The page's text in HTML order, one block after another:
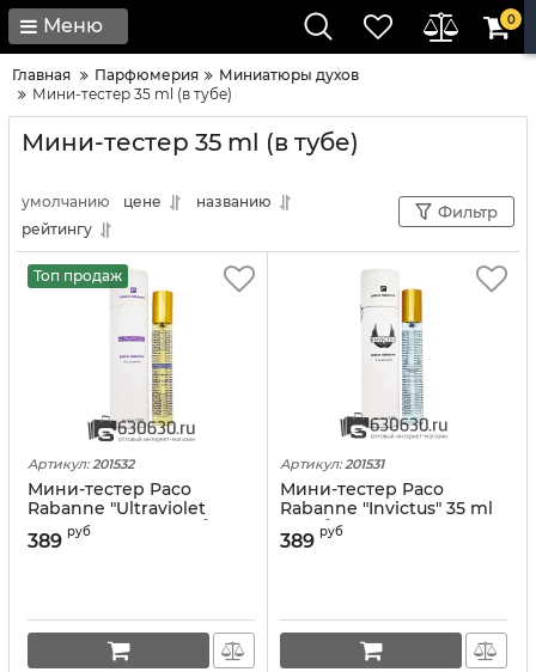
Меню 0
Главная Парфюмерия
Миниатюры духов
Мини-тестер 35 ml (в тубе)
Мини-тестер 35 ml (в тубе)
умолчанию цене
названию
рейтингу
Фильтр
Топ продаж
Артикул: 201532
Мини-тестер Paco
Rabanne "Ultraviolet
Woman" 35 ml (в тубе)
389 руб
Артикул: 201531
Мини-тестер Paco
Rabanne "Invictus" 35 ml
(в тубе)
389 руб